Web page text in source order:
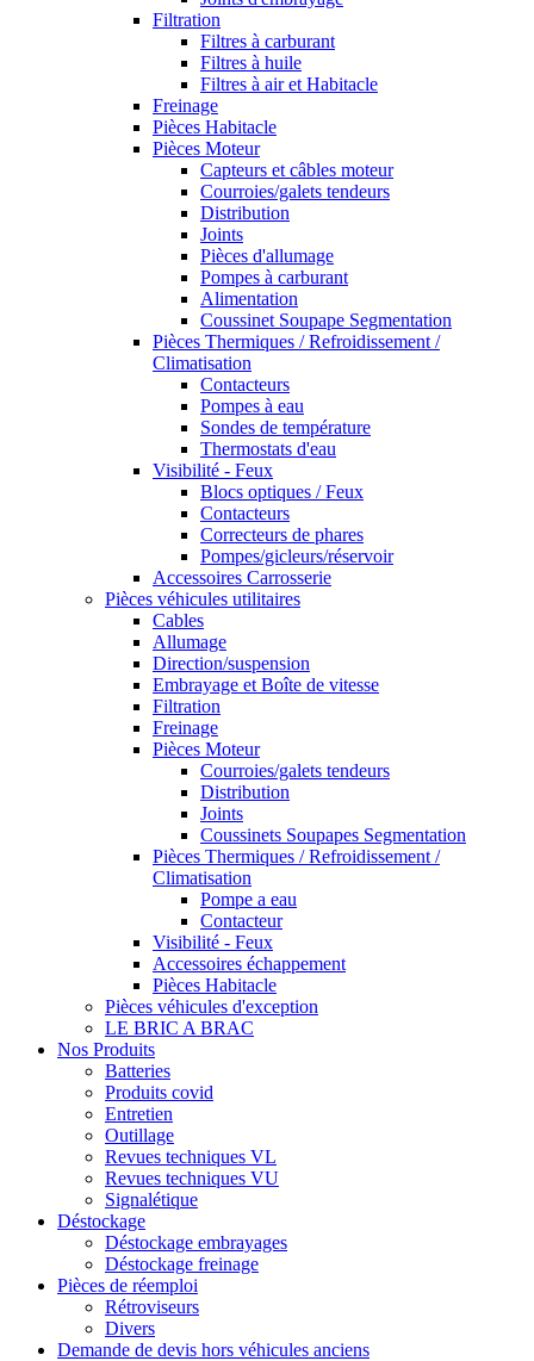
Filtration
Filtres à carburant
Filtres à huile
Filtres à air et Habitacle
Freinage
Pièces Habitacle
Pièces Moteur
Capteurs et câbles moteur
Courroies/galets tendeurs
Distribution
Joints
Pièces d'allumage
Pompes à carburant
Alimentation
Coussinet Soupape Segmentation
Pièces Thermiques / Refroidissement /
Climatisation
Contacteurs
Pompes à eau
Sondes de température
Thermostats d'eau
Visibilité - Feux
Blocs optiques / Feux
Contacteurs
Correcteurs de phares
Pompes/gicleurs/réservoir
Accessoires Carrosserie
Pièces véhicules utilitaires
Cables
Allumage
Direction/suspension
Embrayage et Boîte de vitesse
Filtration
Freinage
Pièces Moteur
Courroies/galets tendeurs
Distribution
Joints
Coussinets Soupapes Segmentation
Pièces Thermiques / Refroidissement /
Climatisation
Pompe a eau
Contacteur
Visibilité - Feux
Accessoires échappement
Pièces Habitacle
Pièces véhicules d'exception
LE BRIC A BRAC
Nos Produits
Batteries
Produits covid
Entretien
Outillage
Revues techniques VL
Revues techniques VU
Signalétique
Déstockage
Déstockage embrayages
Déstockage freinage
Pièces de réemploi
Rétroviseurs
Divers
Demande de devis hors véhicules anciens